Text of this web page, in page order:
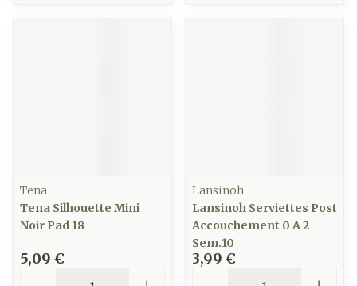
Tena
Tena Silhouette Mini
Noir Pad 18
5,09 €
Lansinoh
Lansinoh Serviettes Post
Accouchement 0 A 2
Sem.10
3,99 €